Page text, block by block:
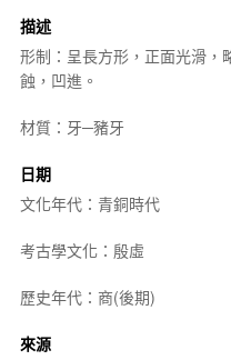
描述
形制：呈長方形，正面光滑，
蝕，凹進。
材質：牙─豬牙
日期
文化年代：青銅時代
考古學文化：殷虛
歷史年代：商(後期)
來源